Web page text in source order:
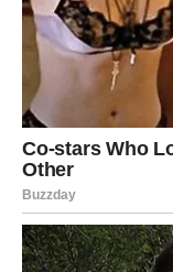
Nedelja donosi
početak nečega
Ribe dobijaju ono
postaje stvarnost.
Karma im vraća